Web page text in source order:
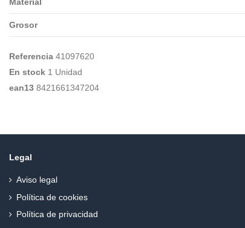
Material
Grosor
Referencia 41097620
En stock 1 Unidad
ean13 8421661347204
Legal
Aviso legal
Política de cookies
Política de privacidad